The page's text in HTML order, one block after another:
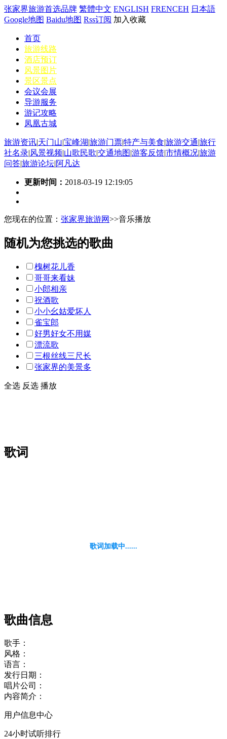
张家界旅游首选品牌 繁體中文 ENGLISH FRENCEH 日本語
Google地图 Baidu地图 Rss订阅 加入收藏
首页
旅游线路
酒店预订
风景图片
景区景点
会议会展
导游服务
游记攻略
凤凰古城
旅游资讯|天门山|宝峰湖|旅游门票|特产与美食|旅游交通|旅行
社名录|风景视频|山歌民歌|交通地图|游客反馈|市情概况|旅游
问答|旅游论坛|阿凡达
更新时间： 2018-03-19 12:19:05
您现在的位置： 张家界旅游网>>音乐播放
随机为您挑选的歌曲
槐树花儿香
哥哥来看妹
小郎相亲
祝酒歌
小小幺姑爱坏人
雀宝郎
好男好女不用媒
漂流歌
三根丝线三尺长
张家界的美景多
全选 反选 播放
歌词
歌词加载中......
歌曲信息
歌手：
风格：
语言：
发行日期：
唱片公司：
内容简介：
用户信息中心
24小时试听排行